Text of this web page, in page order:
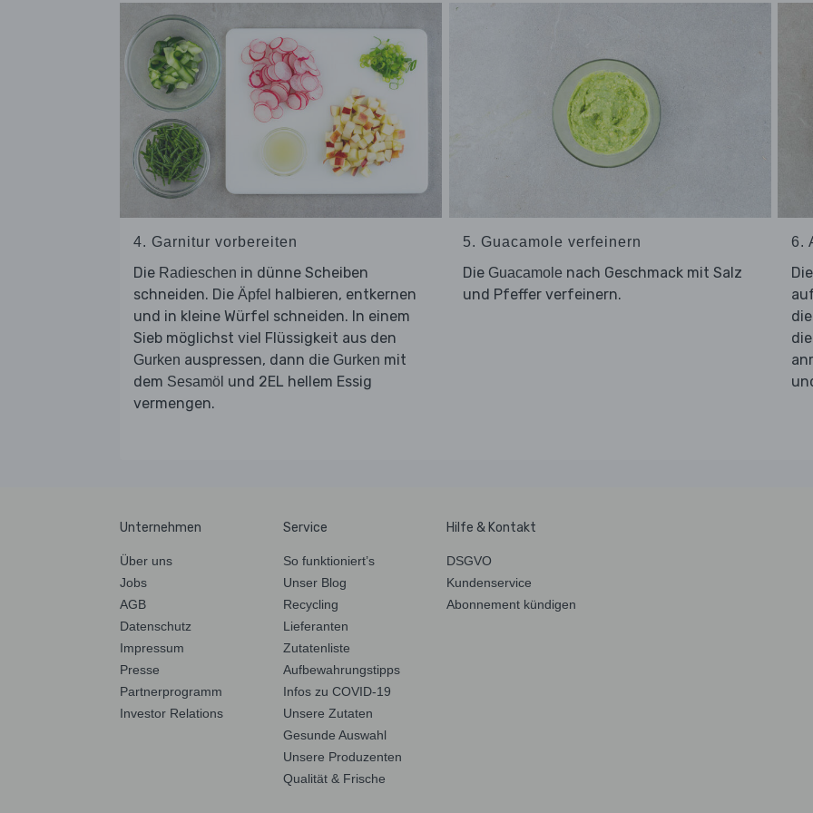
4. Garnitur vorbereiten
Die Radieschen in dünne Scheiben
schneiden. Die Äpfel halbieren, entkernen
und in kleine Würfel schneiden. In einem
Sieb möglichst viel Flüssigkeit aus den
Gurken auspressen, dann die Gurken mit
dem Sesamöl und 2EL hellem Essig
vermengen.
5. Guacamole verfeinern
Die Guacamole nach Geschmack mit Salz
und Pfeffer verfeinern.
6.
Unternehmen
Über uns
Jobs
AGB
Datenschutz
Impressum
Presse
Partnerprogramm
Investor Relations
Service
So funktioniert’s
Unser Blog
Recycling
Lieferanten
Zutatenliste
Aufbewahrungstipps
Infos zu COVID-19
Unsere Zutaten
Gesunde Auswahl
Unsere Produzenten
Qualität & Frische
Hilfe & Kontakt
DSGVO
Kundenservice
Abonnement kündigen